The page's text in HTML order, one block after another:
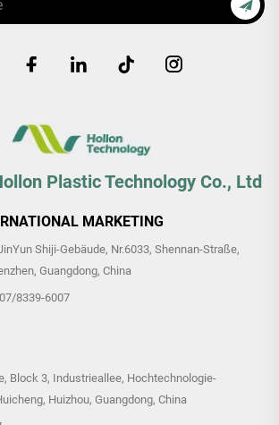
Plastic Technology Co., Ltd
MARKETING
Shiji-Gebäude, Nr.6033, Shennan-Straße,
Guangdong, China
8339-6007
Block 3, Industrieallee, Hochtechnologie-
Huizhou, Guangdong, China